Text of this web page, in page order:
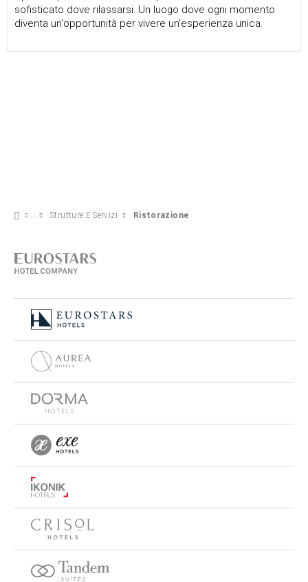
sofisticato dove rilassarsi. Un luogo dove ogni momento
diventa un'opportunità per vivere un'esperienza unica.
Strutture E Servizi Ristorazione